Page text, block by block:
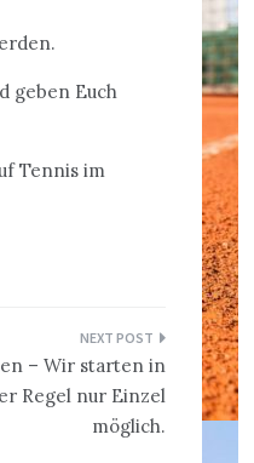
geben Euch
Tennis im
– Wir starten in
Regel nur Einzel
möglich.